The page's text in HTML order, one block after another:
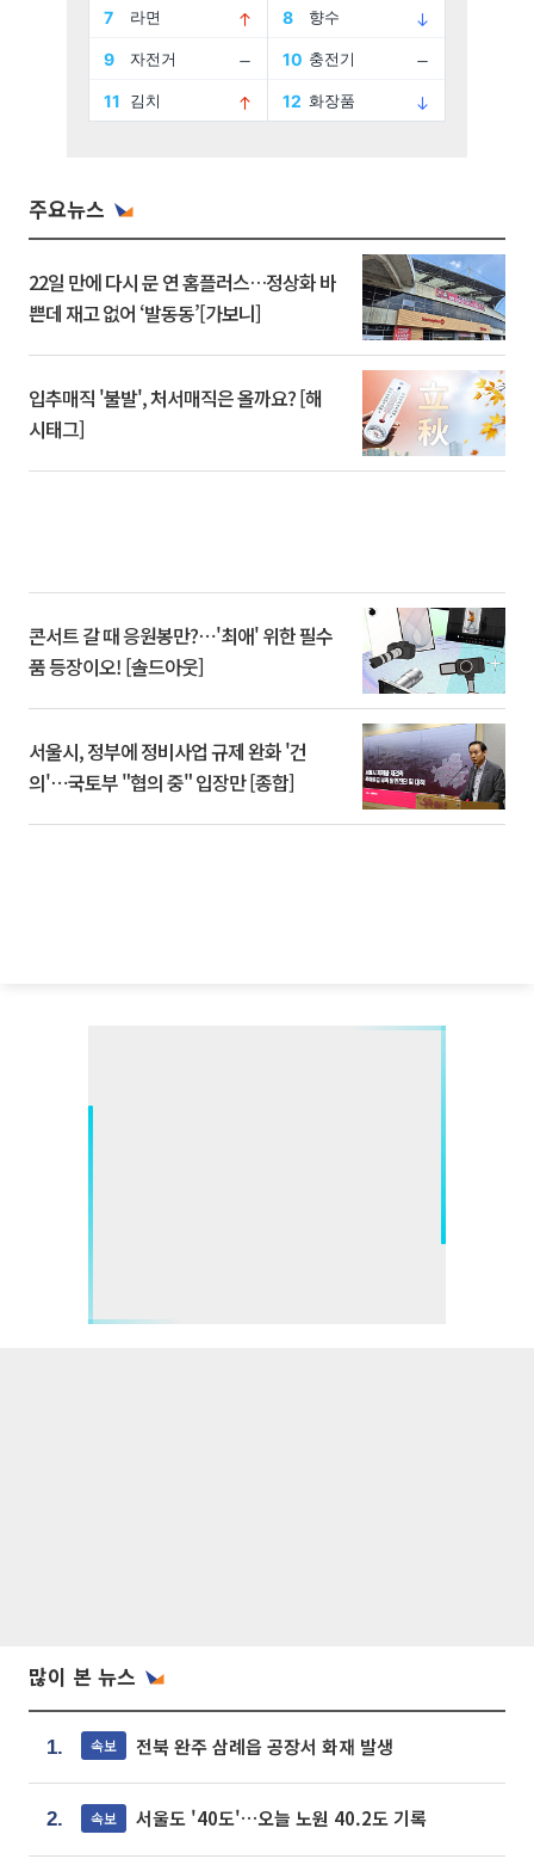
주요뉴스
22일 만에 다시 문 연 홈플러스…정상화 바
쁜데 재고 없어 ‘발동동’[가보니]
입추매직 '불발', 처서매직은 올까요? [해
시태그]
콘서트 갈 때 응원봉만?⋯'최애' 위한 필수
품 등장이오! [솔드아웃]
서울시, 정부에 정비사업 규제 완화 '건
의'⋯국토부 "협의 중" 입장만 [종합]
많이 본 뉴스
1. 속보 전북 완주 삼례읍 공장서 화재 발생
2. 속보 서울도 '40도'…오늘 노원 40.2도 기록